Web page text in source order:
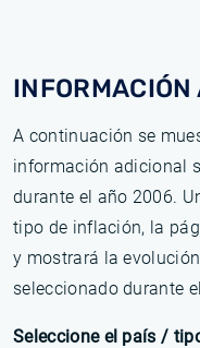
A continuación se
información adicional
durante el año 2006.
tipo de inflación, la
y mostrará la
seleccionado durante
Seleccione el país /